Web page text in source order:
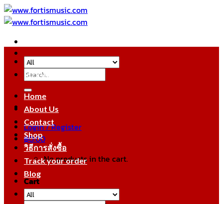
Skip
to
Search
for:
Login / Register
฿0.00
No products in the cart.
Cart
หมวดหมู่สินค้า
Home
About Us
Contact
Shop
วิธีการสั่งซื้อ
Track your order
Blog